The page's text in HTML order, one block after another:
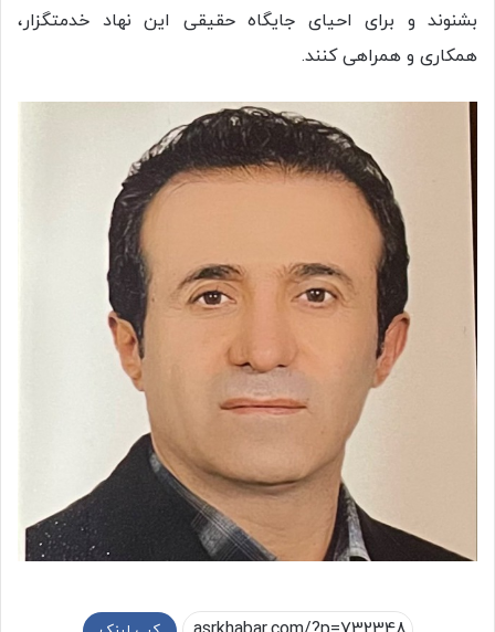
بشنوند و برای احیای جایگاه حقیقی این نهاد خدمتگزار،
همکاری و همراهی کنند.